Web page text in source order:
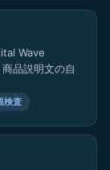
Wave
品説明文の自
検査